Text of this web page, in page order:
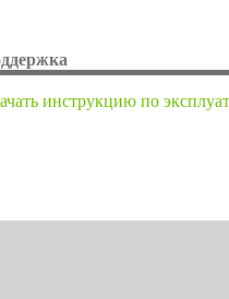
инструкцию по